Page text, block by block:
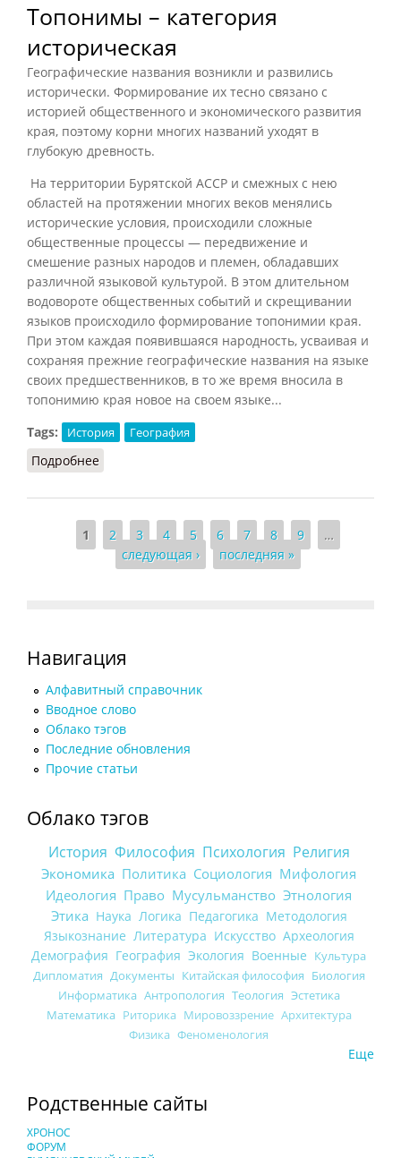
Топонимы – категория
историческая
Географические названия возникли и развились
исторически. Формирование их тесно связано с
историей общественного и экономического развития
края, поэтому корни многих названий уходят в
глубокую древность.
На территории Бурятской АССР и смежных с нею
областей на протяжении многих веков менялись
исторические условия, происходили сложные
общественные процессы — передвижение и
смешение разных народов и племен, обладавших
различной языковой культурой. В этом длительном
водовороте общественных событий и скрещивании
языков происходило формирование топонимии края.
При этом каждая появившаяся народность, усваивая и
сохраняя прежние географические названия на языке
своих предшественников, в то же время вносила в
топонимию края новое на своем языке...
Tags:
История География
Подробнее
Страницы
1 2 3 4 5 6 7 8 9
…
следующая ›
последняя »
Навигация
Алфавитный справочник
Вводное слово
Облако тэгов
Последние обновления
Прочие статьи
Облако тэгов
История Философия Психология Религия
Экономика Политика Социология Мифология
Идеология Право Мусульманство Этнология
Этика Наука Логика Педагогика Методология
Языкознание Литература Искусство Археология
Демография География Экология Военные Культура
Дипломатия Документы Китайская философия Биология
Информатика Антропология Теология Эстетика
Математика Риторика Мировоззрение Архитектура
Физика Феноменология
Еще
Родственные сайты
ХРОНОС
ФОРУМ